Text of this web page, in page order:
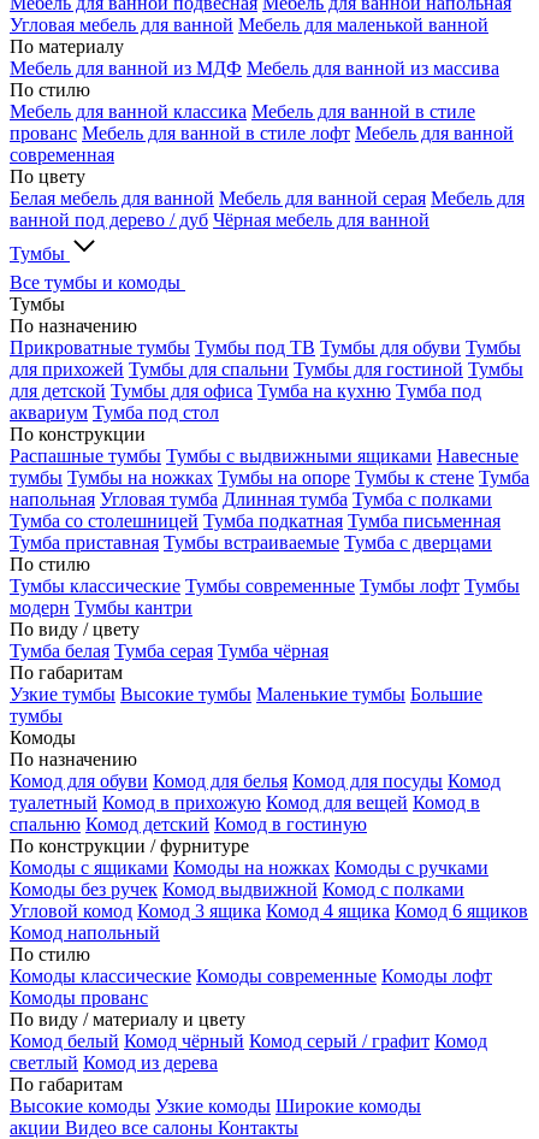
Угловая мебель для ванной Мебель для маленькой ванной
По материалу
Мебель для ванной из МДФ Мебель для ванной из массива
По стилю
Мебель для ванной классика Мебель для ванной в стиле
прованс Мебель для ванной в стиле лофт Мебель для ванной
современная
По цвету
Белая мебель для ванной Мебель для ванной серая Мебель для
ванной под дерево / дуб Чёрная мебель для ванной
Тумбы
Все тумбы и комоды
Тумбы
По назначению
Прикроватные тумбы Тумбы под ТВ Тумбы для обуви Тумбы
для прихожей Тумбы для спальни Тумбы для гостиной Тумбы
для детской Тумбы для офиса Тумба на кухню Тумба под
аквариум Тумба под стол
По конструкции
Распашные тумбы Тумбы с выдвижными ящиками Навесные
тумбы Тумбы на ножках Тумбы на опоре Тумбы к стене Тумба
напольная Угловая тумба Длинная тумба Тумба с полками
Тумба со столешницей Тумба подкатная Тумба письменная
Тумба приставная Тумбы встраиваемые Тумба с дверцами
По стилю
Тумбы классические Тумбы современные Тумбы лофт Тумбы
модерн Тумбы кантри
По виду / цвету
Тумба белая Тумба серая Тумба чёрная
По габаритам
Узкие тумбы Высокие тумбы Маленькие тумбы Большие
тумбы
Комоды
По назначению
Комод для обуви Комод для белья Комод для посуды Комод
туалетный Комод в прихожую Комод для вещей Комод в
спальню Комод детский Комод в гостиную
По конструкции / фурнитуре
Комоды с ящиками Комоды на ножках Комоды с ручками
Комоды без ручек Комод выдвижной Комод с полками
Угловой комод Комод 3 ящика Комод 4 ящика Комод 6 ящиков
Комод напольный
По стилю
Комоды классические Комоды современные Комоды лофт
Комоды прованс
По виду / материалу и цвету
Комод белый Комод чёрный Комод серый / графит Комод
светлый Комод из дерева
По габаритам
Высокие комоды Узкие комоды Широкие комоды
акции Видео все салоны Контакты